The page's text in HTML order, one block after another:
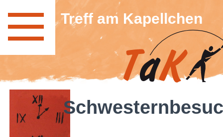
Treff am Kapellchen